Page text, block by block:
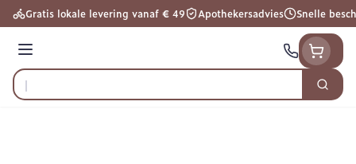
Ga naar de inhoud
Gratis lokale levering vanaf € 49 Apothekersadvies Snelle
Menu
Product, merk, categorie...
Zoek